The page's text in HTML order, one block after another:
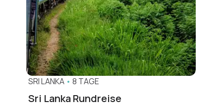
SRI LANKA • 8 TAGE
Sri Lanka Rundreise